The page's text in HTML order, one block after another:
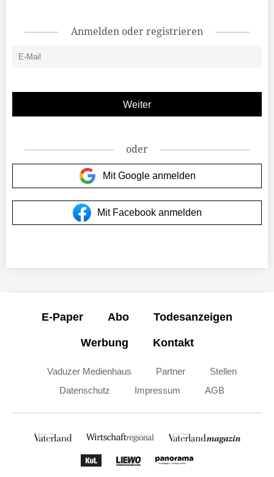
Anmelden oder registrieren
oder
Mit Google anmelden
Mit Facebook anmelden
E-Paper Abo Todesanzeigen
Werbung Kontakt
Vaduzer Medienhaus Partner
Stellen
Datenschutz
Impressum AGB